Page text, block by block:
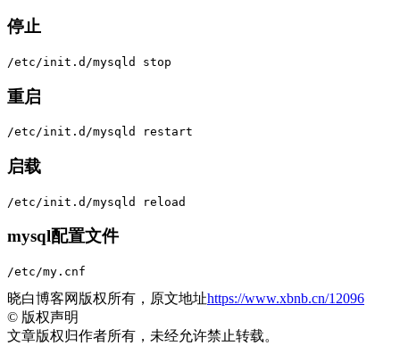
停止
/etc/init.d/mysqld stop
重启
/etc/init.d/mysqld restart
启载
/etc/init.d/mysqld reload
mysql配置文件
/etc/my.cnf
晓白博客网版权所有，原文地址https://www.xbnb.cn/12096
© 版权声明
文章版权归作者所有，未经允许禁止转载。